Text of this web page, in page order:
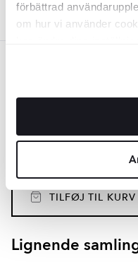
förbättrad
om hur vi använder
Overflade:Matt
TILFØJ TIL KURV
Lignende
SKADI